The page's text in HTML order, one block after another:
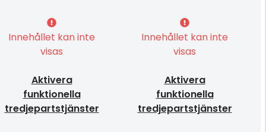
Innehållet kan inte
visas
Aktivera
funktionella
tredjepartstjänster
Innehållet kan inte
visas
Aktivera
funktionella
tredjepartstjänster